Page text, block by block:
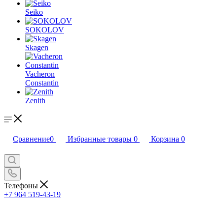
Seiko
SOKOLOV
Skagen
Vacheron
Constantin
Zenith
Сравнение0 Избранные товары 0 Корзина 0
Телефоны
+7 964 519-43-19